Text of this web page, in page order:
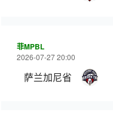
菲MPBL
2026-07-27 20:00
萨兰加尼省